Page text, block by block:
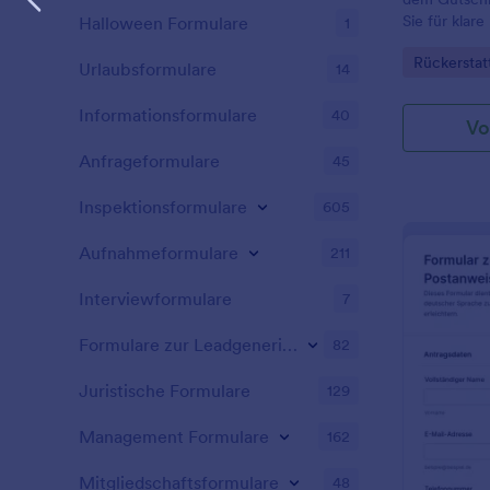
Sie für
von der
Go to
Halloween Formulare 1
Urlaubsformulare 14
Informationsformulare 40
Anfrageformulare 45
Inspektionsformulare 605
Aufnahmeformulare 211
Interviewformulare 7
Formulare zur Leadgenerierung 82
Juristische Formulare 129
Management Formulare 162
Mitgliedschaftsformulare 48